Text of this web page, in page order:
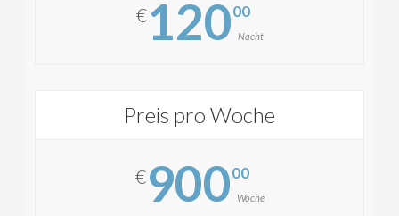
€12000
Nacht
Preis pro Woche
€90000
Woche